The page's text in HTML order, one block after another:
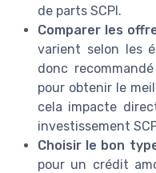
de parts SCPI.
Comparer les
varient selon les
donc
pour obtenir le
cela impacte
investissement
Choisir le bon
pour un crédit